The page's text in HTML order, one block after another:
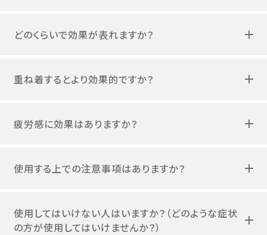
どのくらいで効果が表れますか？
重ね着するとより効果的ですか？
疲労感に効果はありますか？
使用する上での注意事項はありますか？
使用してはいけない人はいますか？（どのような症状
の方が使用してはいけませんか？）